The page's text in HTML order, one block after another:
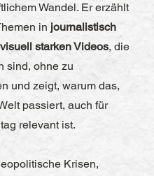
Wandel. Er erzählt
in journalistisch
starken Videos, die
sind, ohne zu
und zeigt, warum das,
passiert, auch für
relevant ist.
Krisen,